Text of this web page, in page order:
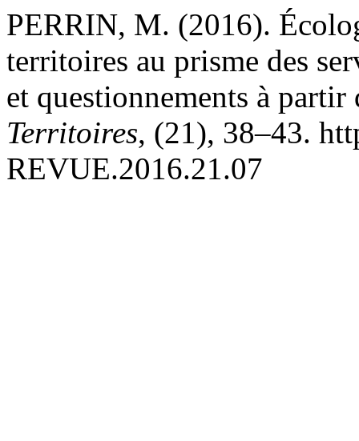
PERRIN, M. (2016).
territoires au prisme des
et questionnements à partir
Territoires, (21), 38–43.
REVUE.2016.21.07